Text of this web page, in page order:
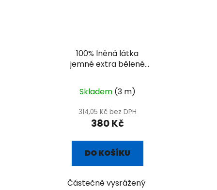
100% lněná látka
jemné extra bělené
Skladem (3 m)
314,05 Kč bez DPH
380 Kč
DO KOŠÍKU
Částečně vysrážený